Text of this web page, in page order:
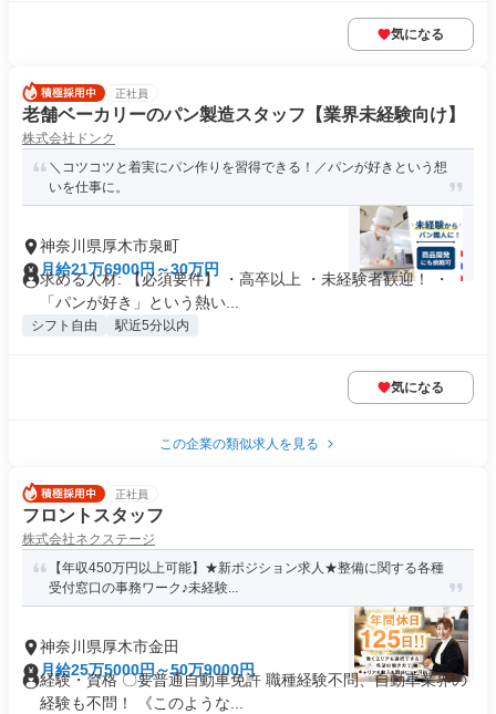
気になる
正社員
老舗ベーカリーのパン製造スタッフ【業界未経験向け】
株式会社ドンク
＼コツコツと着実にパン作りを習得できる！／パンが好きという想
いを仕事に。
神奈川県厚木市泉町
月給21万6900円～30万円
求める人材: 【必須要件】 ・高卒以上 ・未経験者歓迎！ ・
「パンが好き」という熱い...
シフト自由 駅近5分以内
気になる
この企業の類似求人を見る
正社員
フロントスタッフ
株式会社ネクステージ
【年収450万円以上可能】★新ポジション求人★整備に関する各種
受付窓口の事務ワーク♪未経験...
神奈川県厚木市金田
月給25万5000円～50万9000円
経験・資格 〇要普通自動車免許 職種経験不問、自動車業界の
経験も不問！ 《このような...